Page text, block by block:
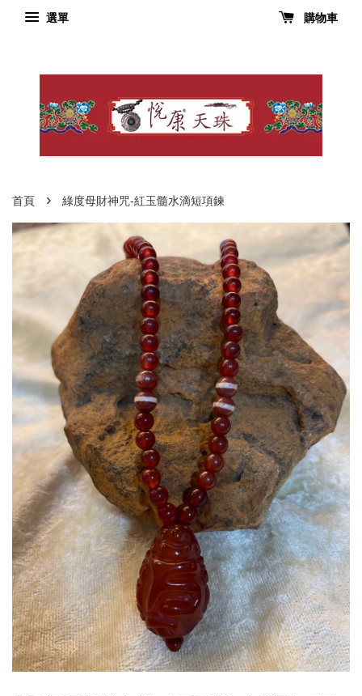
選單 購物車
首頁 › 綠度母財神咒-紅玉髓水滴短項鍊